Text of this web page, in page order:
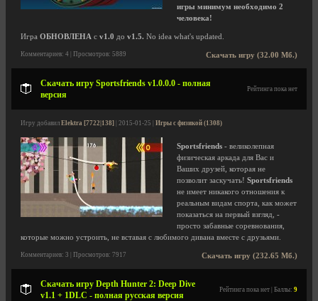
игры минимум необходимо 2
человека!
Игра ОБНОВЛЕНА с v1.0 до v1.5. No idea what's updated.
Скачать игру (32.00 Мб.)
Комментариев: 4 | Просмотров: 5889
Скачать игру Sportsfriends v1.0.0.0 - полная
версия
Рейтинга пока нет
Игру добавил Elektra [7722|138] | 2015-01-25 | Игры с физикой (1308)
Sportsfriends - великолепная
физическая аркада для Вас и
Ваших друзей, которая не
позволит заскучать! Sportsfriends
не имеет никакого отношения к
реальным видам спорта, как может
показаться на первый взгляд, -
просто забавные соревнования,
которые можно устроить, не вставая с любимого дивана вместе с друзьями.
Скачать игру (232.65 Мб.)
Комментариев: 3 | Просмотров: 7917
Скачать игру Depth Hunter 2: Deep Dive
v1.1 + 1DLC - полная русская версия
Рейтинга пока нет | Баллы: 9